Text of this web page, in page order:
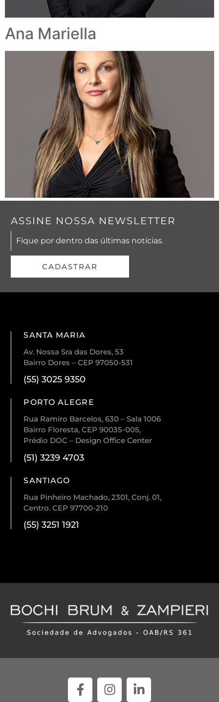
Ana Mariella
ASSINE NOSSA NEWSLETTER
Fique por dentro das últimas notícias.
CADASTRAR
SANTA MARIA
Av. Nossa Sra das Dores, 53
Bairro Dores – CEP 97050-531
(55) 3025 9350
PORTO ALEGRE
Rua Ramiro Barcelos, 630 – Sala 1006
Bairro Floresta, CEP 90035-005,
Prédio DOC – Design Office Center
(51) 3239 4703
SANTIAGO
Rua Pinheiro Machado, 2301, Conj. 01,
Centro. CEP 97700-210
(55) 3251 1921